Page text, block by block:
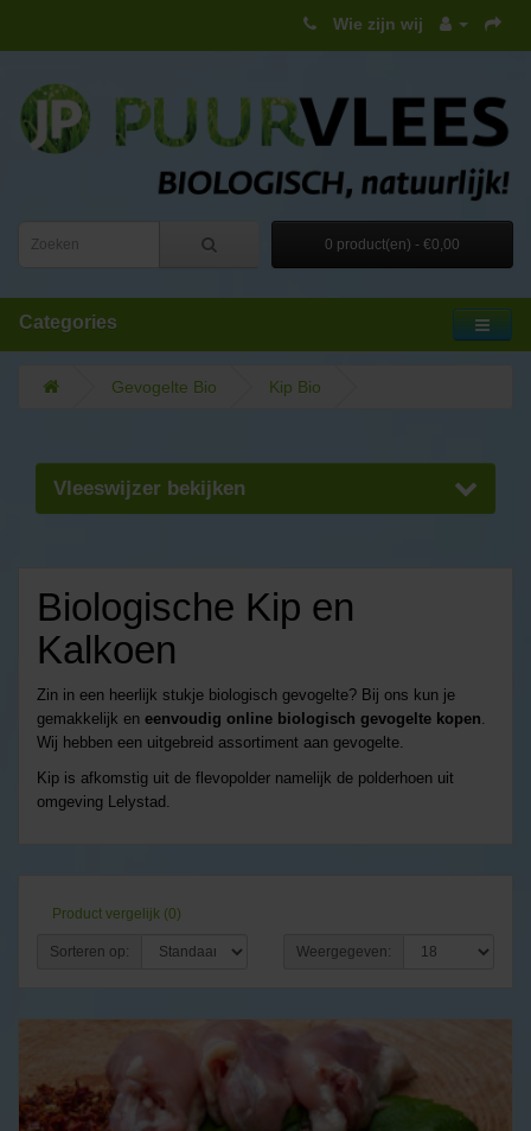
Wie zijn wij
0 product(en) - €0,00
Categories
Gevogelte Bio Kip Bio
Vleeswijzer bekijken
Biologische Kip en
Kalkoen
Zin in een heerlijk stukje biologisch gevogelte? Bij ons kun je
gemakkelijk en eenvoudig online biologisch gevogelte kopen.
Wij hebben een uitgebreid assortiment aan gevogelte.
Kip is afkomstig uit de flevopolder namelijk de polderhoen uit
omgeving Lelystad.
Product vergelijk (0)
Sorteren op: Weergegeven: